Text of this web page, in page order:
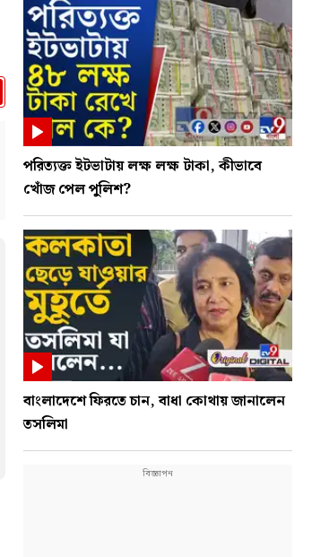
পরিত্যক্ত ইটভাটায় লক্ষ লক্ষ টাকা, কীভাবে
খোঁজ পেল পুলিশ?
বাংলাদেশে ফিরতে চান, বাধা কোথায় জানালেন
তসলিমা